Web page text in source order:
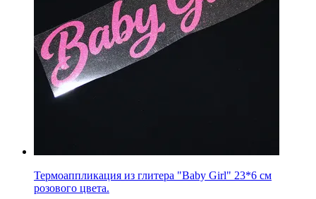
Термоаппликация из глитера "Baby Girl" 23*6 см
розового цвета.